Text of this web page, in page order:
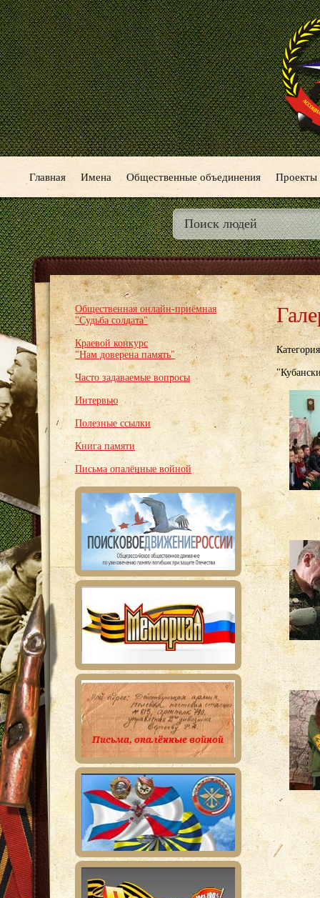
Главная Имена Общественные объединения Проекты
Общественная онлайн-приёмная
"Судьба солдата"
Краевой конкурс
"Нам доверена память"
Часто задаваемые вопросы
Интервью
Полезные ссылки
Книга памяти
Письма опалённые войной